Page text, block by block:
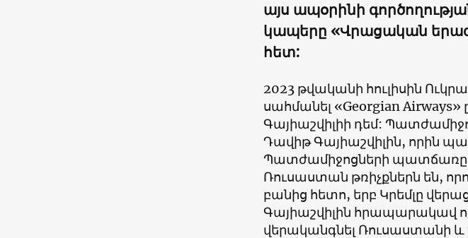
այս ապօրինի
կապերը «Վրացական
հետ:
2023 թվականի հուլիսին
սահմանել «Georgian
Գայիաշվիլիի դեմ:
Դավիթ Գայիաշվիլին, որին
Պատժամիջոցների պատճառը
Ռուսաստան թռիչքներն են,
բանից հետո, երբ Կրեմլը
Գայիաշվիլին հրապարակավ
վերականգնել Ռուսաստանի և